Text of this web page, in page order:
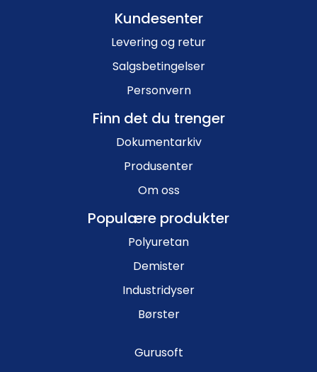
Kundesenter
Levering og retur
Salgsbetingelser
Personvern
Finn det du trenger
Dokumentarkiv
Produsenter
Om oss
Populære produkter
Polyuretan
Demister
Industridyser
Børster
Gurusoft